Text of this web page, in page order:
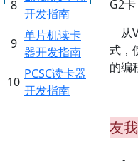
G2卡
从
式，
的编
友
8
开发指南
9
单片机读卡
器开发指南
10
PCSC读卡器
开发指南